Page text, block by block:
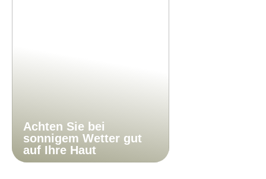
Achten Sie bei
sonnigem Wetter gut
auf Ihre Haut